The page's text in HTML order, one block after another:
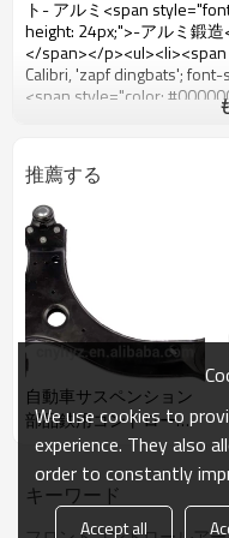
推薦する
自動車サスペンション
部品鉄用コントロール
アーム
キーワード
We use cookies to
experience. They also
order to constantly
Accept all